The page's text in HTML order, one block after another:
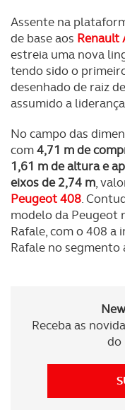
Assente na
de base aos Renault
estreia uma nova
tendo sido o
desenhado de raiz
assumido a
No campo das
com4,71 m de
1,61 m de altura e
eixos de 2,74 m,
Peugeot 408.
modelo da Peugeot
Rafale, com o 408 a
Rafale no segmento
Receba as
do